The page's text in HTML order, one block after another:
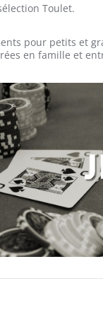
Toulet.
pour petits et
en famille et